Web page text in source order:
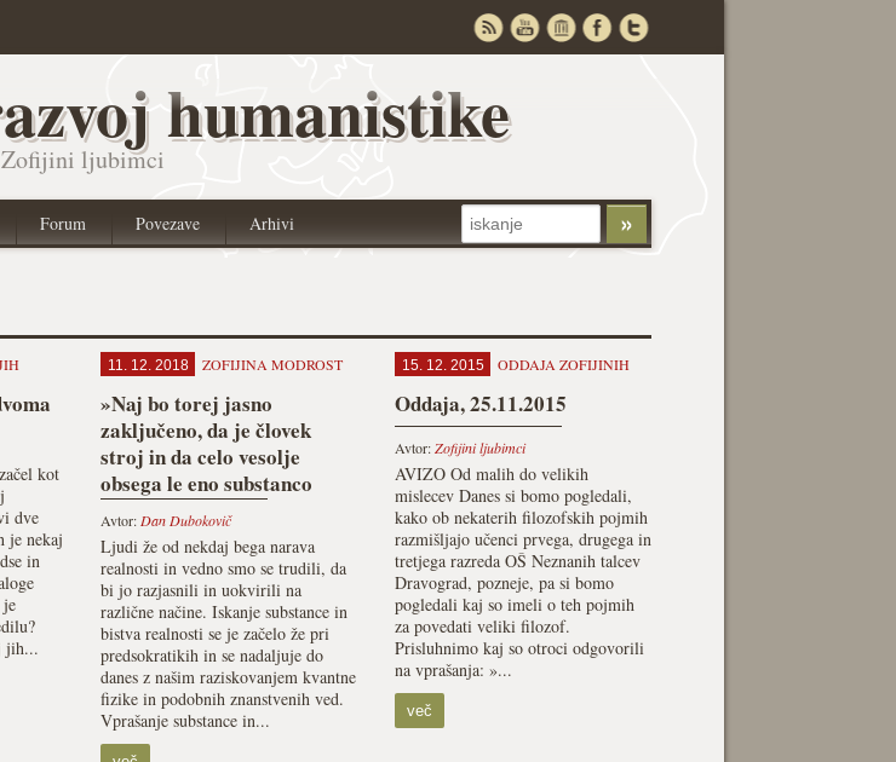
humanistike
Zofijini ljubimci
Forum Povezave Arhivi
kot
dve
je nekaj
in
jih...
11. 12. 2018 ZOFIJINA MODROST
»Naj bo torej jasno
zaključeno, da je človek
stroj in da celo vesolje
obsega le eno substanco
(snov), ki je različno
izoblikovana.«
Avtor: Dan Dubokovič
Ljudi že od nekdaj bega narava
realnosti in vedno smo se trudili, da
bi jo razjasnili in uokvirili na
različne načine. Iskanje substance in
bistva realnosti se je začelo že pri
predsokratikih in se nadaljuje do
danes z našim raziskovanjem kvantne
fizike in podobnih znanstvenih ved.
Vprašanje substance in...
15. 12. 2015 ODDAJA ZOFIJINIH
Oddaja, 25.11.2015
Avtor:Zofijini ljubimci
AVIZO Od malih do velikih
mislecev Danes si bomo pogledali,
kako ob nekaterih filozofskih pojmih
razmišljajo učenci prvega, drugega in
tretjega razreda OŠ Neznanih talcev
Dravograd, pozneje, pa si bomo
pogledali kaj so imeli o teh pojmih
za povedati veliki filozof.
Prisluhnimo kaj so otroci odgovorili
na vprašanja: »...
več